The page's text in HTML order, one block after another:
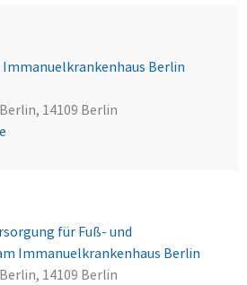
Berlin
14109 Berlin
für Fuß- und
Immanuelkrankenhaus Berlin
14109 Berlin